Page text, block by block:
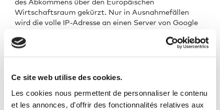
Ce site web utilise des cookies.
Les cookies nous permettent de personnaliser le contenu
et les annonces, d'offrir des fonctionnalités relatives aux
Wirtschaftsraum gekürzt. Nur in Ausnahmefällen
wird die volle IP-Adresse an einen Server von Google
Rahmen von Google Analytics von Ihrem Browser
zusammengeführt. Nach Zweckfortfall und Ende des
in diesem Zusammenhang erhobenen Daten gelöscht.